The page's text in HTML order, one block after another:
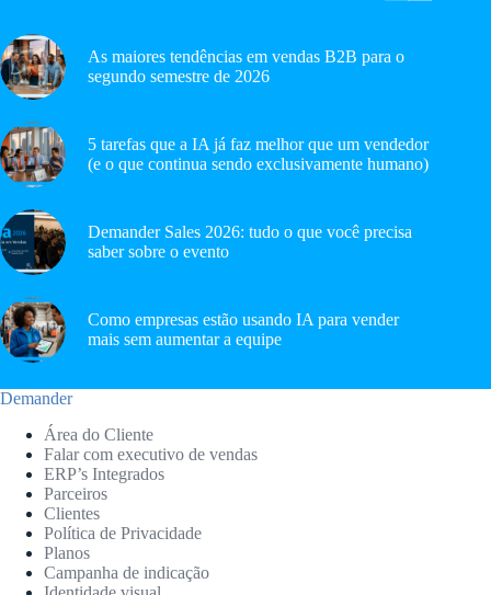
As maiores tendências em vendas B2B para o
segundo semestre de 2026
5 tarefas que a IA já faz melhor que um vendedor
(e o que continua sendo exclusivamente humano)
Demander Sales 2026: tudo o que você precisa
saber sobre o evento
Como empresas estão usando IA para vender
mais sem aumentar a equipe
Demander
Área do Cliente
Falar com executivo de vendas
ERP’s Integrados
Parceiros
Clientes
Política de Privacidade
Planos
Campanha de indicação